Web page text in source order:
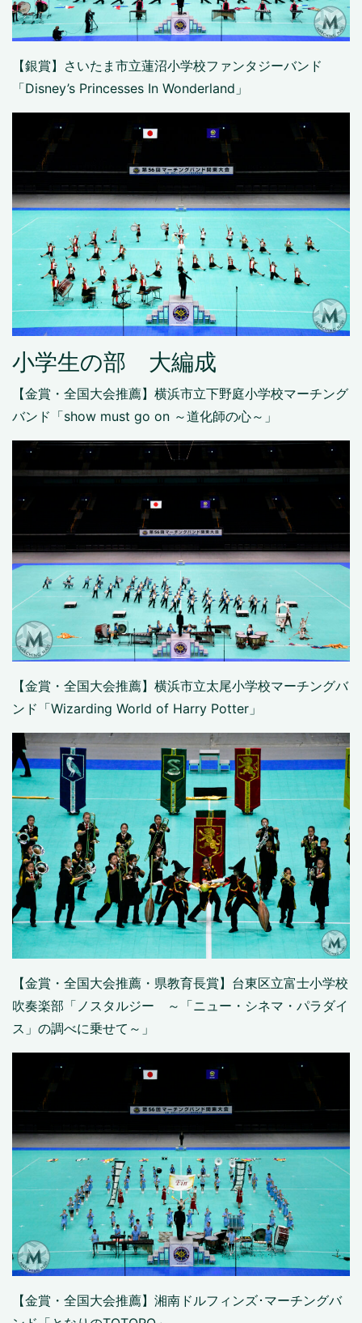
【銀賞】さいたま市立蓮沼小学校ファンタジーバンド
「Disney’s Princesses In Wonderland」
小学生の部 大編成
【金賞・全国大会推薦】横浜市立下野庭小学校マーチング
バンド「show must go on ～道化師の心～」
【金賞・全国大会推薦】横浜市立太尾小学校マーチングバ
ンド「Wizarding World of Harry Potter」
【金賞・全国大会推薦・県教育長賞】台東区立富士小学校
吹奏楽部「ノスタルジー ～「ニュー・シネマ・パラダイ
ス」の調べに乗せて～」
【金賞・全国大会推薦】湘南ドルフィンズ･マーチングバ